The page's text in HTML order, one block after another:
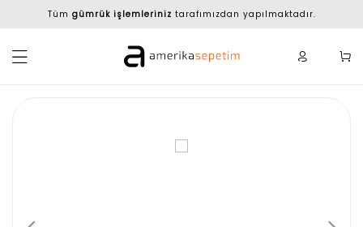
Tüm gümrük işlemleriniz tarafımızdan yapılmaktadır.